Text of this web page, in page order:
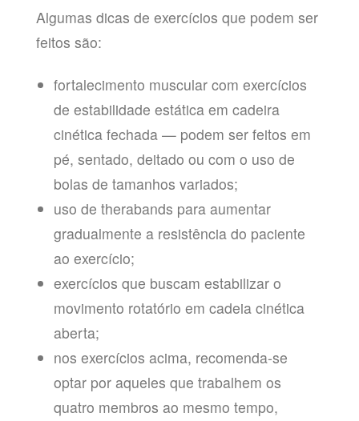
Algumas dicas de exercícios que podem ser
feitos são:
fortalecimento muscular com exercícios
de estabilidade estática em cadeira
cinética fechada — podem ser feitos em
pé, sentado, deitado ou com o uso de
bolas de tamanhos variados;
uso de therabands para aumentar
gradualmente a resistência do paciente
ao exercício;
exercícios que buscam estabilizar o
movimento rotatório em cadeia cinética
aberta;
nos exercícios acima, recomenda-se
optar por aqueles que trabalhem os
quatro membros ao mesmo tempo,